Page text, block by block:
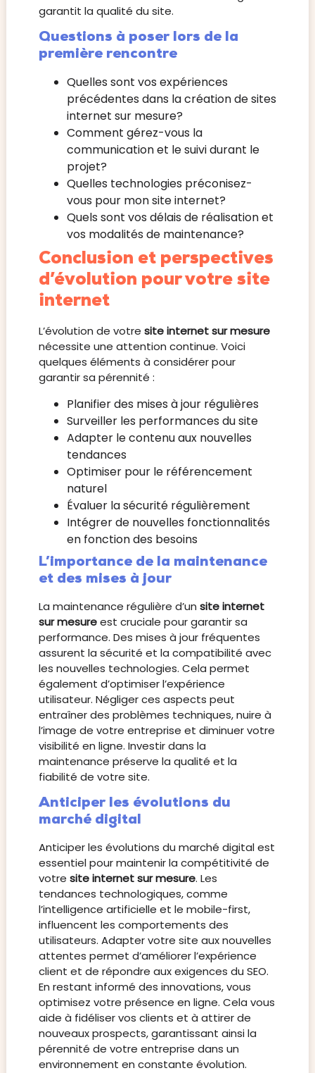
garantit la qualité du site.
Questions à poser lors de la
première rencontre
Quelles sont vos expériences
précédentes dans la création de sites
internet sur mesure?
Comment gérez-vous la
communication et le suivi durant le
projet?
Quelles technologies préconisez-
vous pour mon site internet?
Quels sont vos délais de réalisation et
vos modalités de maintenance?
Conclusion et perspectives
d’évolution pour votre site
internet
L’évolution de votre site internet sur mesure
nécessite une attention continue. Voici
quelques éléments à considérer pour
garantir sa pérennité :
Planifier des mises à jour régulières
Surveiller les performances du site
Adapter le contenu aux nouvelles
tendances
Optimiser pour le référencement
naturel
Évaluer la sécurité régulièrement
Intégrer de nouvelles fonctionnalités
en fonction des besoins
L’importance de la maintenance
et des mises à jour
La maintenance régulière d’un site internet
sur mesureest cruciale pour garantir sa
performance. Des mises à jour fréquentes
assurent la sécurité et la compatibilité avec
les nouvelles technologies. Cela permet
également d’optimiser l’expérience
utilisateur. Négliger ces aspects peut
entraîner des problèmes techniques, nuire à
l’image de votre entreprise et diminuer votre
visibilité en ligne. Investir dans la
maintenance préserve la qualité et la
fiabilité de votre site.
Anticiper les évolutions du
marché digital
Anticiper les évolutions du marché digital est
essentiel pour maintenir la compétitivité de
votre site internet sur mesure. Les
tendances technologiques, comme
l’intelligence artificielle et le mobile-first,
influencent les comportements des
utilisateurs. Adapter votre site aux nouvelles
attentes permet d’améliorer l’expérience
client et de répondre aux exigences du SEO.
En restant informé des innovations, vous
optimisez votre présence en ligne. Cela vous
aide à fidéliser vos clients et à attirer de
nouveaux prospects, garantissant ainsi la
pérennité de votre entreprise dans un
environnement en constante évolution.